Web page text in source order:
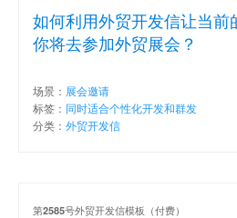
如何利用外贸开发信让当前
你将去参加外贸展会？
场景： 展会邀请
标签： 同时适合个性化开发和群发
分类： 外贸开发信
第2585号外贸开发信模板（付费）